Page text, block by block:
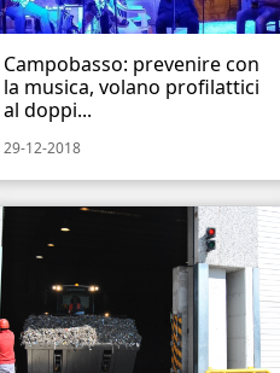
Campobasso: prevenire con
la musica, volano profilattici
al doppi...
29-12-2018